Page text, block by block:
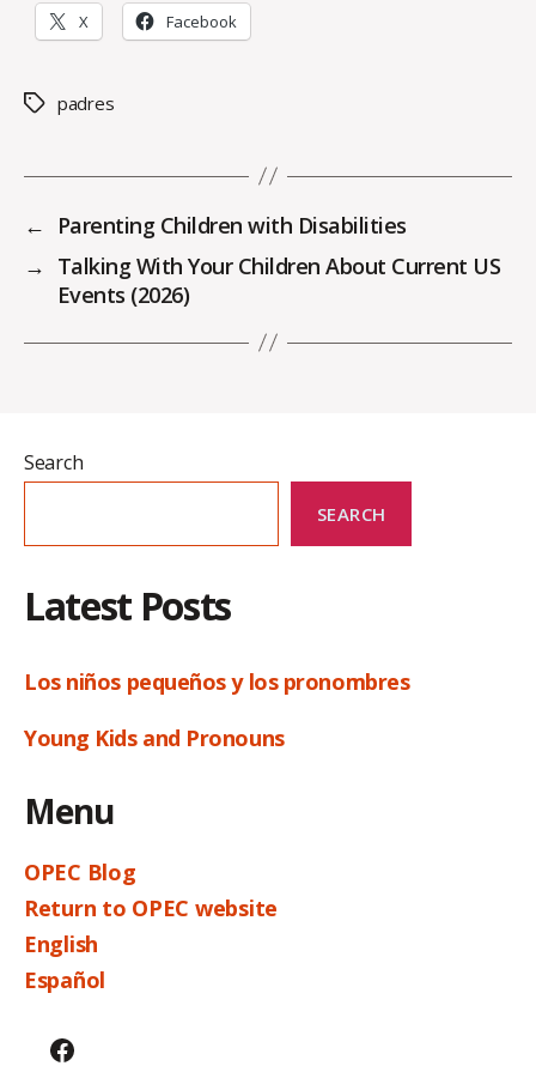
X Facebook
Tagspadres
←
Parenting Children with Disabilities
→ Talking With Your Children About Current US
Events (2026)
Search
SEARCH
Latest Posts
Los niños pequeños y los pronombres
Young Kids and Pronouns
Menu
OPEC Blog
Return to OPEC website
English
Español
Facebook